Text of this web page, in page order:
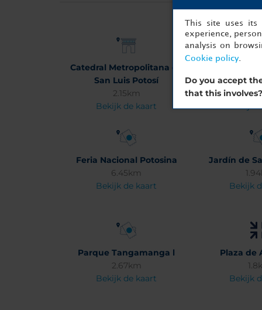
Catedral Metropolitana de
San Luis Potosí
2.15km
Bekijk de kaart
de San
Bekijk
Feria Nacional Potosina
6.45km
Bekijk de kaart
Jardín de
Bekijk
Parque Tangamanga l
2.67km
Bekijk de kaart
Plaza de
Bekijk
This site uses its
experience,
analysis on
Cookie policy.
Do you accept
that this involves?